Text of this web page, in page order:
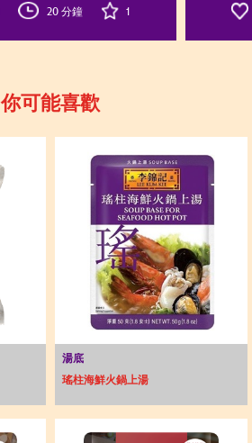
20 分鐘 1
你可能喜歡
湯底
瑤柱海鮮火鍋上湯